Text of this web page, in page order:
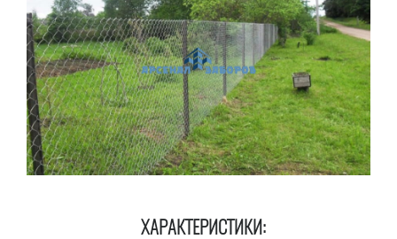
ХАРАКТЕРИСТИКИ: